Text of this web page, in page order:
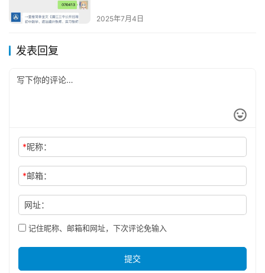
2025年7月4日
发表回复
*昵称：
*邮箱：
网址：
记住昵称、邮箱和网址，下次评论免输入
提交